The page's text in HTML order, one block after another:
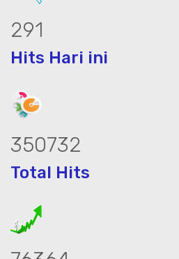
369
Hits Hari ini
448709
Total Hits